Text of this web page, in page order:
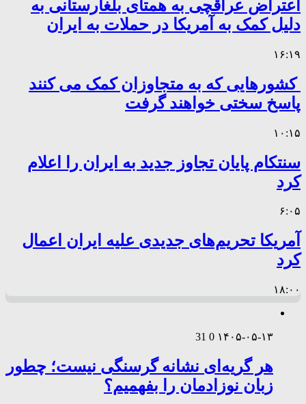
اعتراض عراقچی به همتای بلغارستانی به
دلیل کمک به آمریکا در حملات به ایران
۱۶:۱۹
کشورهایی که به متجاوزان کمک می کنند
پاسخ سختی خواهند گرفت
۱۰:۱۵
سنتکام پایان تجاوز جدید به ایران را اعلام
کرد
۶:۰۵
آمریکا تحریم‌های جدیدی علیه ایران اعمال
کرد
۱۸:۰۰
۱۴۰۵-۰۵-۱۳ 0
31
هر گریه‌ای نشانه گرسنگی نیست؛ چطور
زبان نوزادمان را بفهمیم؟